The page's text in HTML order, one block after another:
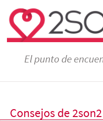
El punto de
Consejos de